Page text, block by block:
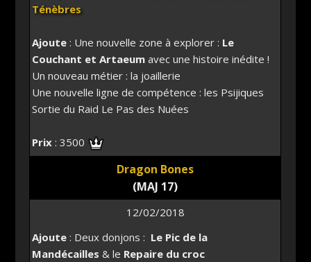
Ténèbres
Ajoute: Une nouvelle zone à explorer : Le
Couchant et Artaeum avec une histoire inédite !
Un nouveau métier : la joaillerie
Une nouvelle ligne de compétence : les Psijiques
Sortie du Raid Le Pas des Nuées
Prix: 3500
Dragon Bones
(MAJ 17)
12/02/2018
Ajoute: Deux donjons : Le Pic de la
Mandécailles & le Repaire du croc